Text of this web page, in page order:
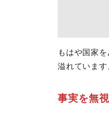
もはや国家
溢れています
事実を無